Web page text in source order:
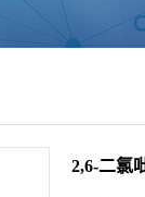
2,6-二氯